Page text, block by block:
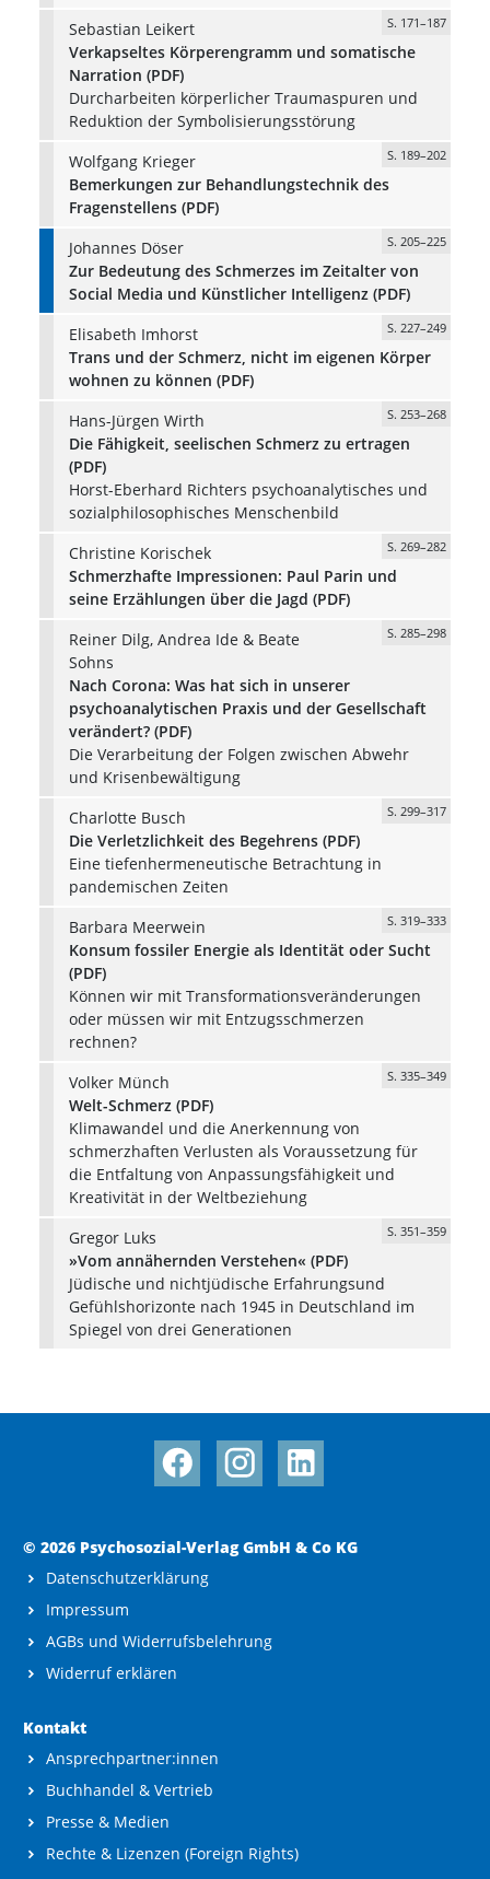
Sebastian Leikert
S. 171–187
Verkapseltes Körperengramm und somatische
Narration (PDF)
Durcharbeiten körperlicher Traumaspuren und
Reduktion der Symbolisierungsstörung
Wolfgang Krieger
S. 189–202
Bemerkungen zur Behandlungstechnik des
Fragenstellens (PDF)
Johannes Döser
S. 205–225
Zur Bedeutung des Schmerzes im Zeitalter von
Social Media und Künstlicher Intelligenz (PDF)
Elisabeth Imhorst
S. 227–249
Trans und der Schmerz, nicht im eigenen Körper
wohnen zu können (PDF)
Hans-Jürgen Wirth
S. 253–268
Die Fähigkeit, seelischen Schmerz zu ertragen
(PDF)
Horst-Eberhard Richters psychoanalytisches und
sozialphilosophisches Menschenbild
Christine Korischek
S. 269–282
Schmerzhafte Impressionen: Paul Parin und
seine Erzählungen über die Jagd (PDF)
Reiner Dilg, Andrea Ide & Beate
Sohns
S. 285–298
Nach Corona: Was hat sich in unserer
psychoanalytischen Praxis und der Gesellschaft
verändert? (PDF)
Die Verarbeitung der Folgen zwischen Abwehr
und Krisenbewältigung
Charlotte Busch
S. 299–317
Die Verletzlichkeit des Begehrens (PDF)
Eine tiefenhermeneutische Betrachtung in
pandemischen Zeiten
Barbara Meerwein
S. 319–333
Konsum fossiler Energie als Identität oder Sucht
(PDF)
Können wir mit Transformationsveränderungen
oder müssen wir mit Entzugsschmerzen
rechnen?
Volker Münch
S. 335–349
Welt-Schmerz (PDF)
Klimawandel und die Anerkennung von
schmerzhaften Verlusten als Voraussetzung für
die Entfaltung von Anpassungsfähigkeit und
Kreativität in der Weltbeziehung
Gregor Luks
S. 351–359
»Vom annähernden Verstehen« (PDF)
Jüdische und nichtjüdische Erfahrungsund
Gefühlshorizonte nach 1945 in Deutschland im
Spiegel von drei Generationen
© 2026 Psychosozial-Verlag GmbH & Co KG
Datenschutzerklärung
Impressum
AGBs und Widerrufsbelehrung
Widerruf erklären
Kontakt
Ansprechpartner:innen
Buchhandel & Vertrieb
Presse & Medien
Rechte & Lizenzen (Foreign Rights)